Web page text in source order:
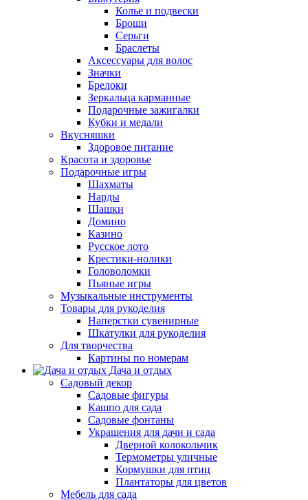
Колье и подвески
Броши
Серьги
Браслеты
Аксессуары для волос
Значки
Брелоки
Зеркальца карманные
Подарочные зажигалки
Кубки и медали
Вкусняшки
Здоровое питание
Красота и здоровье
Подарочные игры
Шахматы
Нарды
Шашки
Домино
Казино
Русское лото
Крестики-нолики
Головоломки
Пьяные игры
Музыкальные инструменты
Товары для рукоделия
Наперстки сувенирные
Шкатулки для рукоделия
Для творчества
Картины по номерам
Дача и отдых
Садовый декор
Садовые фигуры
Кашпо для сада
Садовые фонтаны
Украшения для дачи и сада
Дверной колокольчик
Термометры уличные
Кормушки для птиц
Плантаторы для цветов
Мебель для сада